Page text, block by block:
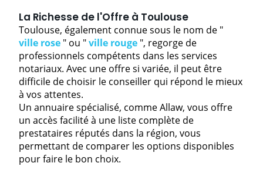
La Richesse de l'Offre à Toulouse
Toulouse, également connue sous le nom de "
ville rose " ou "ville rouge ", regorge de
professionnels compétents dans les services
notariaux. Avec une offre si variée, il peut être
difficile de choisir le conseiller qui répond le mieux
à vos attentes.
Un annuaire spécialisé, comme Allaw, vous offre
un accès facilité à une liste complète de
prestataires réputés dans la région, vous
permettant de comparer les options disponibles
pour faire le bon choix.